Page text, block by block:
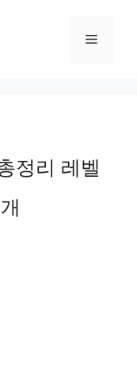
Menu
정리 레벨